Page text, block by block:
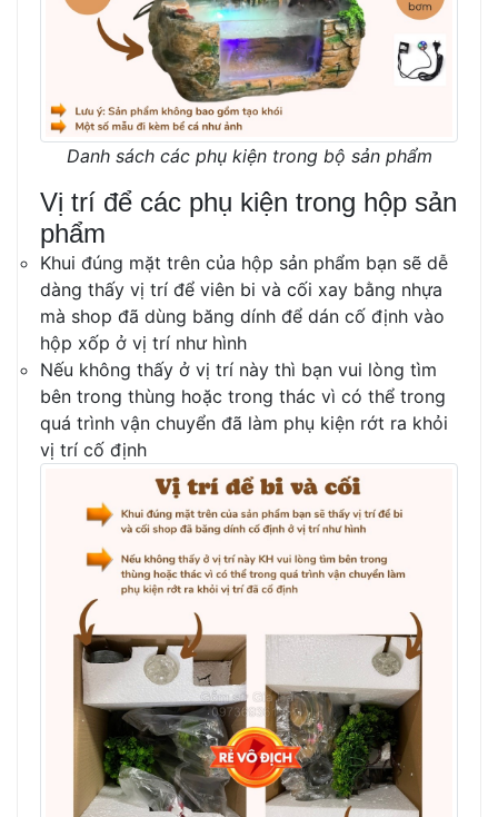
Danh sách các phụ kiện trong bộ sản phẩm
Vị trí để các phụ kiện trong hộp sản
phẩm
Khui đúng mặt trên của hộp sản phẩm bạn sẽ dễ
dàng thấy vị trí để viên bi và cối xay bằng nhựa
mà shop đã dùng băng dính để dán cố định vào
hộp xốp ở vị trí như hình
Nếu không thấy ở vị trí này thì bạn vui lòng tìm
bên trong thùng hoặc trong thác vì có thể trong
quá trình vận chuyển đã làm phụ kiện rớt ra khỏi
vị trí cố định